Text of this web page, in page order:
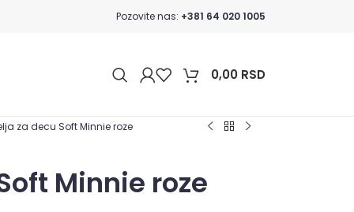
Pozovite nas: +381 64 020 1005
0,00 RSD
za decu Soft Minnie roze
Minnie roze